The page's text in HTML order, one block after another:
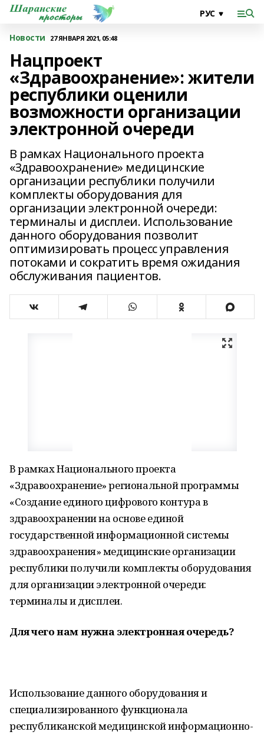
Новости 27 ЯНВАРЯ 2021, 05:48
Нацпроект
«Здравоохранение»: жители
республики оценили
возможности организации
электронной очереди
В рамках Национального проекта
«Здравоохранение» медицинские
организации республики получили
комплекты оборудования для
организации электронной очереди:
терминалы и дисплеи. Использование
данного оборудования позволит
оптимизировать процесс управления
потоками и сократить время ожидания
обслуживания пациентов.
В рамках Национального проекта
«Здравоохранение» региональной программы
«Создание единого цифрового контура в
здравоохранении на основе единой
государственной информационной системы
здравоохранения» медицинские организации
республики получили комплекты оборудования
для организации электронной очереди:
терминалы и дисплеи.
Для чего нам нужна электронная очередь?
Использование данного оборудования и
специализированного функционала
республиканской медицинской информационно-